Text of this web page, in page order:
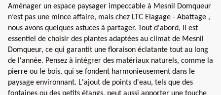
Aménager un espace paysager impeccable à Mesnil Domqueur
n’est pas une mince affaire, mais chez LTC Elagage - Abattage ,
nous avons quelques astuces à partager. Tout d'abord, il est
essentiel de choisir des plantes adaptées au climat de Mesnil
Domqueur, ce qui garantit une floraison éclatante tout au long
de l'année. Pensez à intégrer des matériaux naturels, comme la
pierre ou le bois, qui se fondent harmonieusement dans le
paysage environnant. L'ajout de points d'eau, tels que des
fontaines ou des petits étangs, peut aussi apporter une touche